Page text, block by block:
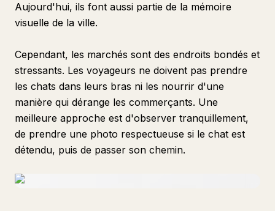
Aujourd'hui, ils font aussi partie de la mémoire
visuelle de la ville.
Cependant, les marchés sont des endroits bondés et
stressants. Les voyageurs ne doivent pas prendre
les chats dans leurs bras ni les nourrir d'une
manière qui dérange les commerçants. Une
meilleure approche est d'observer tranquillement,
de prendre une photo respectueuse si le chat est
détendu, puis de passer son chemin.